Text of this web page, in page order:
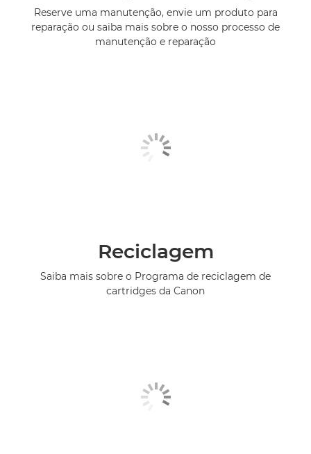
Reserve uma manutenção, envie um produto para
reparação ou saiba mais sobre o nosso processo de
manutenção e reparação
Reciclagem
Saiba mais sobre o Programa de reciclagem de
cartridges da Canon